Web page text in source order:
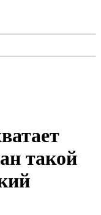
такой